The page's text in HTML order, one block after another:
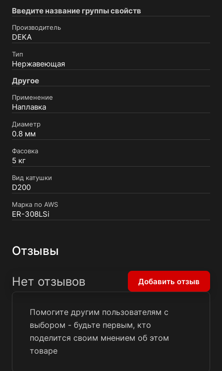
Введите название группы свойств
Производитель
DEKA
Тип
Нержавеющая
Другое
Применение
Наплавка
Диаметр
0.8 мм
Фасовка
5 кг
Вид катушки
D200
Марка по AWS
ER-308LSi
Отзывы
Помогите другим пользователям с
выбором - будьте первым, кто
поделится своим мнением об этом
товаре
Нет отзывов Добавить отзыв